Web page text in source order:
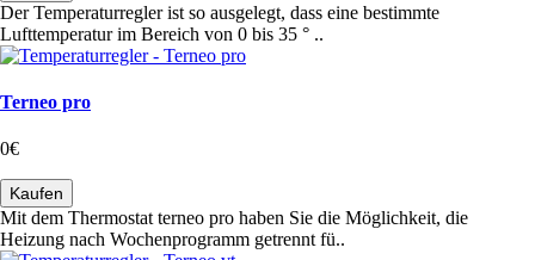
Der Temperaturregler ist so ausgelegt, dass eine bestimmte
Lufttemperatur im Bereich von 0 bis 35 ° ..
Terneo pro
0€
Kaufen
Mit dem Thermostat terneo pro haben Sie die Möglichkeit, die
Heizung nach Wochenprogramm getrennt fü..